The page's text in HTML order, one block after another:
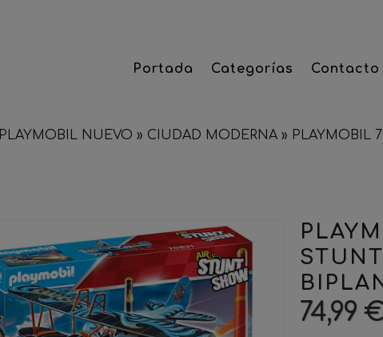
Portada Categorías Contacto
PLAYMOBIL NUEVO » CIUDAD MODERNA » PLAYMOBIL
74,99 €